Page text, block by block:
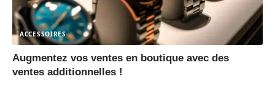
ACCESSOIRES
Augmentez vos ventes en boutique avec des
ventes additionnelles !